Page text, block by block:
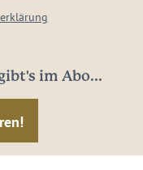
im Abo...